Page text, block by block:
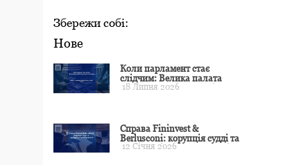
Збережи собі:
Нове
Коли парламент стає
слідчим: Велика палата
ЄСПЛ окреслила межі
18 Липня 2026
Справа Fininvest &
Berlusconi: корупція судді та
презумпція невинуватості
12 Січня 2026